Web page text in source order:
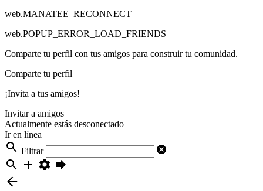
web.MANATEE_RECONNECT
web.POPUP_ERROR_LOAD_FRIENDS
Comparte tu perfil con tus amigos para construir tu comunidad.
Comparte tu perfil
¡Invita a tus amigos!
Invitar a amigos
Actualmente estás desconectado
Ir en línea
Filtrar